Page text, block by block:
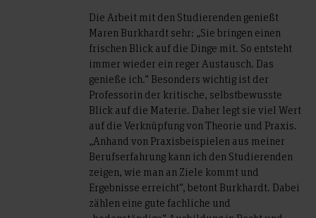
Die Arbeit mit den Studierenden genießt
Maren Burkhardt sehr: „Sie bringen einen
frischen Blick auf die Dinge mit. So entsteht
immer wieder ein reger Austausch. Das
genieße ich.“ Besonders wichtig ist der
Professorin der kritische, selbstbewusste
Blick auf die Materie. Daher legt sie viel Wert
auf die Verknüpfung von Theorie und Praxis.
„Anhand von Praxisbeispielen aus meiner
Berufserfahrung kann ich den Studierenden
zeigen, wie man an Ziele kommt und
Ergebnisse erreicht“, betont Burkhardt. Dabei
zählen eine gute fachliche und